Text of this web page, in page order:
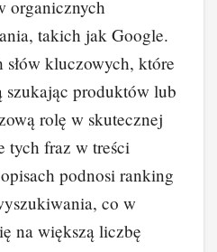
organicznych
takich jak Google.
kluczowych, które
produktów lub
rolę w skutecznej
tych fraz w treści
podnosi ranking
co w
na większą liczbę